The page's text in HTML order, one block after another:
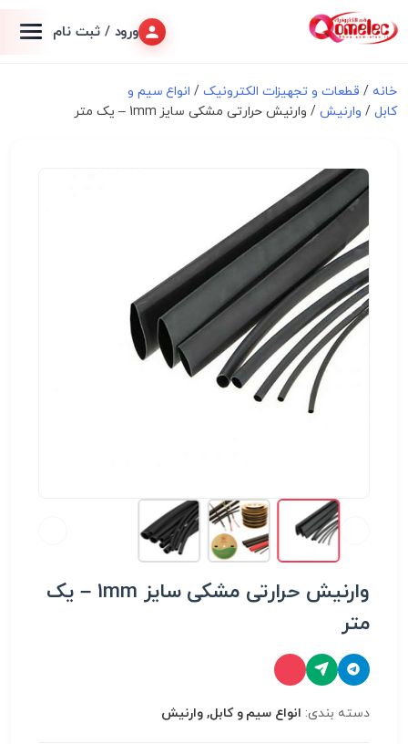
ورود / ثبت نام
خانه / قطعات و تجهیزات الکترونیک/ انواع سیم و
کابل / وارنیش/ وارنیش حرارتی مشکی سایز 1mm – یک متر
وارنیش حرارتی مشکی سایز 1mm – یک
متر
دسته بندی: انواع سیم و کابل, وارنیش